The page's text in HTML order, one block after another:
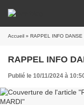
Accueil » RAPPEL INFO
RAPPEL INFO
Publié le 10/11/2024 à